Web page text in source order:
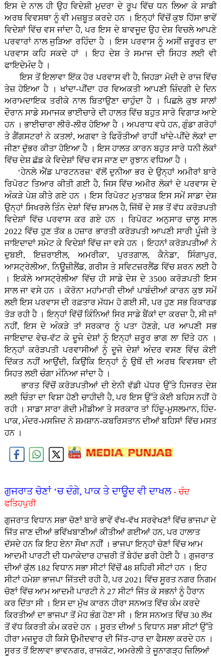
ਇਸ ਦੇ ਨਾਲ ਹੀ ਉਹ ਵਿਦੇਸ਼ੀ ਮੁਦਰਾ ਦੇ ਰੂਪ ਵਿੱਚ ਧਨ ਲਿਆ ਕੇ ਸਾਡੀ
ਅਰਥ ਵਿਵਸਥਾ ਨੂੰ ਵੀ ਮਜ਼ਬੂਤ ਕਰਦੇ ਹਨ । ਇਨ੍ਹਾਂ ਵਿੱਚੋਂ ਕੁਝ ਹਿੱਸਾ ਭਾਵੇਂ
ਵਿਦੇਸ਼ਾਂ ਵਿੱਚ ਵਸ ਜਾਂਦਾ ਹੈ, ਪਰ ਇਸ ਦੇ ਬਾਵਜੂਦ ਉਹ ਦੇਸ਼ ਵਿਚਲੇ ਆਪਣੇ
ਪਰਵਾਰਾਂ ਨਾਲ ਜੁੜਿਆ ਰਹਿੰਦਾ ਹੈ । ਇਸ ਪਰਵਾਸ ਨੂੰ ਅਸੀਂ ਜ਼ਰੂਰਤ ਦਾ
ਪਰਵਾਸ ਕਹਿ ਸਕਦੇ ਹਾਂ । ਇਹ ਦੇਸ਼ ਤੇ ਸਮਾਜ ਦੀ ਸਿਹਤ ਲਈ ਵੀ
ਫਾਇਦੇਮੰਦ ਹੈ ।
ਇਸ ਤੋਂ ਇਲਾਵਾ ਇੱਕ ਹੋਰ ਪਰਵਾਸ ਵੀ ਹੈ, ਜਿਹੜਾ ਮੋਦੀ ਦੇ ਰਾਜ ਵਿੱਚ
ਤੇਜ਼ ਹੋਇਆ ਹੈ । ਖਾਂਦਾ-ਪੀਂਦਾ ਹਰ ਵਿਅਕਤੀ ਆਪਣੀ ਜ਼ਿੰਦਗੀ ਦੇ ਦਿਨ
ਅਰਾਮਦਾਇਕ ਤਰੀਕੇ ਨਾਲ ਬਿਤਾਉਣਾ ਚਾਹੁੰਦਾ ਹੈ । ਪਿਛਲੇ ਕੁਝ ਸਾਲਾਂ
ਦੌਰਾਨ ਸਾਡੇ ਸਮਾਜਕ ਭਾਈਚਾਰੇ ਦੀ ਹਾਲਤ ਵਿੱਚ ਬਹੁਤ ਸਾਰੇ ਵਿਗਾੜ ਆਏ
ਹਨ । ਭਾਈਚਾਰਾ ਲੀਰੋ-ਲੀਰ ਹੋਇਆ ਹੈ । ਅਪਰਾਧ ਵਧੇ ਹਨ, ਗੁੰਡਾ ਗਰੋਹਾਂ
ਤੇ ਗੈਂਗਸਟਰਾਂ ਨੇ ਕਤਲਾਂ, ਅਗਵਾ ਤੇ ਫਿਰੌਤੀਆਂ ਰਾਹੀਂ ਖਾਂਦੇ-ਪੀਂਦੇ ਲੋਕਾਂ ਦਾ
ਜੀਣਾ ਦੁੱਭਰ ਕੀਤਾ ਹੋਇਆ ਹੈ । ਇਸ ਹਾਲਤ ਕਾਰਨ ਬਹੁਤ ਸਾਰੇ ਧਨੀ ਲੋਕਾਂ
ਵਿੱਚ ਦੇਸ਼ ਛੱਡ ਕੇ ਵਿਦੇਸ਼ਾਂ ਵਿੱਚ ਵਸ ਜਾਣ ਦਾ ਰੁਝਾਨ ਵਧਿਆ ਹੈ ।
‘ਹੇਨਲੇ ਐਂਡ ਪਾਰਟਨਰਜ਼’ ਵੱਲੋਂ ਦੁਨੀਆ ਭਰ ਦੇ ਉਨ੍ਹਾਂ ਅਮੀਰਾਂ ਬਾਰੇ
ਰਿਪੋਰਟ ਤਿਆਰ ਕੀਤੀ ਗਈ ਹੈ, ਜਿਸ ਵਿੱਚ ਅਮੀਰ ਲੋਕਾਂ ਦੇ ਪਰਵਾਸ ਦੇ
ਅੰਕੜੇ ਪੇਸ਼ ਕੀਤੇ ਗਏ ਹਨ । ਇਸ ਰਿਪੋਰਟ ਮੁਤਾਬਕ ਇਸ ਸਮੇਂ ਸਾਡਾ ਦੇਸ਼
ਉਨ੍ਹਾਂ ਸਿਖਰਲੇ ਤਿੰਨ ਦੇਸ਼ਾਂ ਵਿੱਚ ਸ਼ਾਮਲ ਹੈ, ਜਿੱਥੋਂ ਦੇ ਸਭ ਤੋਂ ਵੱਧ ਕਰੋੜਪਤੀ
ਵਿਦੇਸ਼ਾਂ ਵਿੱਚ ਪਰਵਾਸ ਕਰ ਗਏ ਹਨ । ਰਿਪੋਰਟ ਅਨੁਸਾਰ ਚਾਲੂ ਸਾਲ
2022 ਵਿੱਚ ਹੁਣ ਤੱਕ 8 ਹਜ਼ਾਰ ਭਾਰਤੀ ਕਰੋੜਪਤੀ ਆਪਣੀ ਸਾਰੀ ਪੂੰਜੀ ਤੇ
ਜਾਇਦਾਦਾਂ ਸਮੇਟ ਕੇ ਵਿਦੇਸ਼ਾਂ ਵਿੱਚ ਜਾ ਵਸੇ ਹਨ । ਇਹਨਾਂ ਕਰੋੜਪਤੀਆਂ ਨੇ
ਦੁਬਈ, ਇਜ਼ਰਾਈਲ, ਅਮਰੀਕਾ, ਪੁਰਤਗਾਲ, ਕੈਨੇਡਾ, ਸਿੰਗਾਪੁਰ,
ਆਸਟ੍ਰੇਲੀਆ, ਨਿਊਜ਼ੀਲੈਂਡ, ਗਰੀਸ ਤੇ ਸਵਿਟਜ਼ਰਲੈਂਡ ਵਿੱਚ ਸ਼ਰਨ ਲਈ ਹੈ
। ਇਕੱਲੇ ਆਸਟ੍ਰੇਲੀਆ ਵਿੱਚ ਹੀ ਸਾਡੇ ਦੇਸ਼ ਦੇ 3500 ਕਰੋੜਪਤੀ ਇਸ
ਸਾਲ ਜਾ ਵਸੇ ਹਨ । ਕੋਰੋਨਾ ਮਹਾਂਮਾਰੀ ਦੀਆਂ ਪਾਬੰਦੀਆਂ ਕਾਰਨ ਕੁਝ ਸਮੇਂ
ਲਈ ਇਸ ਪਰਵਾਸ ਦੀ ਰਫ਼ਤਾਰ ਮੱਧਮ ਹੋ ਗਈ ਸੀ, ਪਰ ਹੁਣ ਸਭ ਰਿਕਾਰਡ
ਤੋੜ ਰਹੀ ਹੈ । ਇਨ੍ਹਾਂ ਵਿੱਚੋਂ ਕਿੰਨਿਆਂ ਸਿਰ ਸਾਡੇ ਬੈਂਕਾਂ ਦਾ ਕਰਜ਼ਾ ਹੈ, ਸੀ ਜਾਂ
ਨਹੀਂ, ਇਸ ਦੇ ਅੰਕੜੇ ਤਾਂ ਸਰਕਾਰ ਨੂੰ ਪਤਾ ਹੋਣਗੇ, ਪਰ ਆਪਣੀ ਸਭ
ਜਾਇਦਾਦ ਵੇਚ-ਵੱਟ ਕੇ ਦੂਜੇ ਦੇਸ਼ਾਂ ਨੂੰ ਇਨ੍ਹਾਂ ਜ਼ਰੂਰ ਭਾਗ ਲਾ ਦਿੱਤੇ ਹਨ ।
ਇਨ੍ਹਾਂ ਕਰੋੜਪਤੀ ਪਰਵਾਸੀਆਂ ਨੂੰ ਦੂਜੇ ਦੇਸ਼ਾਂ ਅੰਦਰ ਵਸਣ ਵਿੱਚ ਕੋਈ
ਦਿੱਕਤ ਨਹੀਂ ਆਉਂਦੀ, ਕਿਉਂਕਿ ਇਨ੍ਹਾਂ ਨੂੰ ਉਥੋਂ ਦੀ ਅਰਥ ਵਿਵਸਥਾ ਦੀ
ਸਿਹਤ ਲਈ ਚੰਗਾ ਮੰਨਿਆ ਜਾਂਦਾ ਹੈ ।
ਭਾਰਤ ਵਿੱਚੋਂ ਕਰੋੜਪਤੀਆਂ ਦੀ ਏਨੀ ਵੱਡੀ ਪੱਧਰ ਉੱਤੇ ਹਿਜਰਤ ਦੇਸ਼
ਲਈ ਚਿੰਤਾ ਦਾ ਵਿਸ਼ਾ ਹੋਣੀ ਚਾਹੀਦੀ ਹੈ, ਪਰ ਇਸ ਉੱਤੇ ਕੋਈ ਬਹਿਸ ਨਹੀਂ ਹੋ
ਰਹੀ । ਸਾਡਾ ਸਾਰਾ ਗੋਦੀ ਮੀਡੀਆ ਤੇ ਸਰਕਾਰ ਤਾਂ ਹਿੰਦੂ-ਮੁਸਲਮਾਨ, ਹਿੰਦ-
ਪਾਕ, ਮੰਦਰ-ਮਸਜਿਦ ਨੇ ਸ਼ਮਸ਼ਾਨ-ਕਬਰਿਸਤਾਨ ਦੀਆਂ ਬਹਿਸਾਂ ਵਿੱਚ ਮਸਤ
ਹਨ ।
ਗੁਜਰਾਤ ਚੋਣਾਂ ‘ਚ ਦੰਗੇ, ਪਾਕ ਤੇ ਦਾਊਦ ਵੀ ਦਾਖਲ - ਚੰਦ
ਫਤਿਹਪੁਰੀ
ਗੁਜਰਾਤ ਵਿਧਾਨ ਸਭਾ ਚੋਣਾਂ ਬਾਰੇ ਭਾਵੇਂ ਵੱਖ-ਵੱਖ ਸਰਵੇਖਣਾਂ ਵਿੱਚ ਭਾਜਪਾ ਦੇ
ਜਿੱਤ ਜਾਣ ਦੀਆਂ ਭਵਿੱਖਬਾਣੀਆਂ ਕੀਤੀਆਂ ਗਈਆਂ ਹਨ, ਪਰ ਹਾਲਾਤ
ਦੱਸਦੇ ਹਨ ਕਿ ਇਹ ਏਨਾ ਸੌਖਾ ਨਹੀਂ । ਭਾਜਪਾ ਇਨ੍ਹਾਂ ਚੋਣਾਂ ਵਿੱਚ ਆਮ
ਆਦਮੀ ਪਾਰਟੀ ਦੀ ਧਮਾਕੇਦਾਰ ਹਾਜ਼ਰੀ ਤੋਂ ਬੇਹੱਦ ਡਰੀ ਹੋਈ ਹੈ । ਗੁਜਰਾਤ
ਦੀਆਂ ਕੁੱਲ 182 ਵਿਧਾਨ ਸਭਾ ਸੀਟਾਂ ਵਿੱਚੋਂ 48 ਸ਼ਹਿਰੀ ਸੀਟਾਂ ਹਨ । ਇਹ
ਸੀਟਾਂ ਹਮੇਸ਼ਾ ਭਾਜਪਾ ਜਿੱਤਦੀ ਰਹੀ ਹੈ, ਪਰ 2021 ਵਿੱਚ ਸੂਰਤ ਨਗਰ ਨਿਗਮ
ਚੋਣਾਂ ਵਿੱਚ ਆਮ ਆਦਮੀ ਪਾਰਟੀ ਨੇ 27 ਸੀਟਾਂ ਜਿੱਤ ਕੇ ਸਭਨਾਂ ਨੂੰ ਹੈਰਾਨ
ਕਰ ਦਿੱਤਾ ਸੀ । ਇਸ ਦਾ ਮੁੱਖ ਕਾਰਨ ਹੀਰਾ ਸਨਅਤ ਵਿੱਚ ਕੰਮ ਕਰਦੇ
ਕਿਰਤੀਆਂ ਦਾ ਭਾਜਪਾ ਤੋਂ ਮੋਹ ਭੰਗ ਹੋਣਾ ਸੀ । ਇਸ ਸਨਅਤ ਵਿੱਚ 30 ਲੱਖ
ਤੋਂ ਵੱਧ ਕਿਰਤੀ ਕੰਮ ਕਰਦੇ ਹਨ । ਸੂਰਤ ਦੀਆਂ 5 ਵਿਧਾਨ ਸਭਾ ਸੀਟਾਂ ਉੱਤੇ
ਹੀਰਾ ਮਜ਼ਦੂਰ ਹੀ ਕਿਸੇ ਉਮੀਦਵਾਰ ਦੀ ਜਿੱਤ-ਹਾਰ ਦਾ ਫੈਸਲਾ ਕਰਦੇ ਹਨ ।
ਸੂਰਤ ਤੋਂ ਇਲਾਵਾ ਭਾਵਨਗਰ, ਰਾਜਕੋਟ, ਅਮਰੇਲੀ ਤੇ ਜੂਨਾਗੜ੍ਹ ਜ਼ਿਲਿਆਂ